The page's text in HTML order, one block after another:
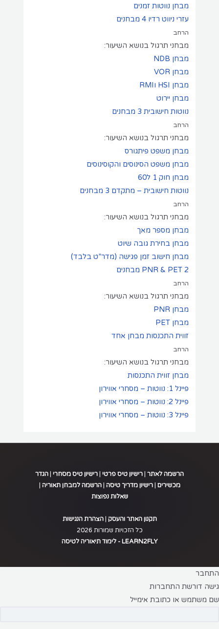
מבחן נווטות זמנים
עזרי ניווט רדיו4 מבחנים
הרחב
מבחני תרגול בנושא השיעור:
מבחן NDB
מבחן VOR
מבחן HSI וRMI
מבחן יירוט
נווטות חישובית 3 מבחנים
הרחב
מבחני תרגול בנושא השיעור:
מבחן משפט פיתגורס
מבחן משפט הסינוסים והקוסינוסים
מבחן חוק 1 ל60
נווטות חישובית – מתקדם 3 מבחנים
הרחב
מבחני תרגול בנושא השיעור:
מבחן מספר מאך
מבחן בחירת גובה שיוט
מבחן חישוב זמן פגישה (מדר”ט בלבד)
PNR & PET 2 מבחנים
הרחב
מבחני תרגול בנושא השיעור:
מבחן PNR
מבחן PET
זווית התכנסות מבחן אחד
הרחב
מבחני תרגול בנושא השיעור:
מבחן זווית התכנסות
פיינל 1: נווטות – מסחרי אווירון
פיינל 2: נווטות – מסחרי אווירון
פיינל 3: נווטות – מסחרי אווירון
הרשמה לאתר | רישיון טיס פרטי | רישיון טיס מסחרי | הגדר
מכשירים |רישיון מדריך טיסה |הרשמה למבחן תאוריה |
שאלות נפוצות
תקנון האתר והעסק |הצהרת הנגישות
כל הזכויות שמורות 2026
LEARN2FLY - לימוד תיאוריה לטיסה
התחבר
גישה דורשת התחברות
שם משתמש או כתובת אימייל